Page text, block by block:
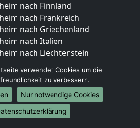
nach Finnland
nach Frankreich
nach Griechenland
nach Italien
nach Liechtenstein
nach Niederlande
nach Norwegen
verwendet Cookies um die
zu verbessern.
Nur notwendige Cookies